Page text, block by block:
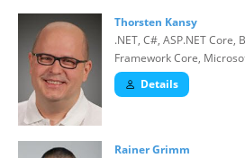
Thorsten Kansy
.NET, C#, ASP.NET Core,
Framework Core,
Details
Rainer Grimm